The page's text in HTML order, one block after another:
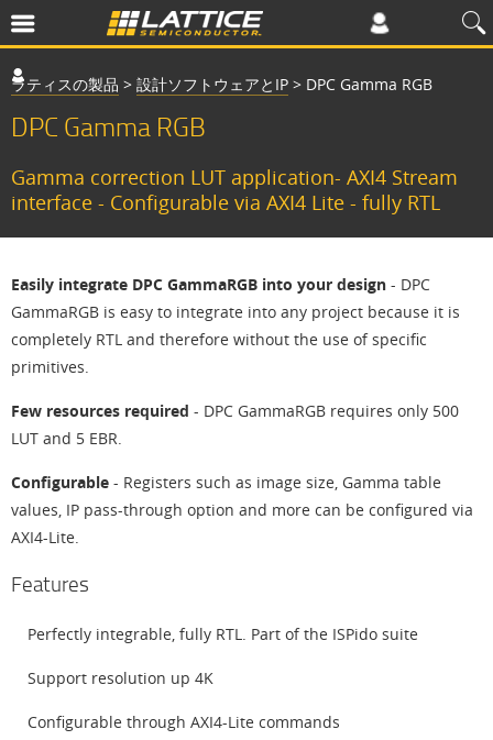
ラティスの製品 > 設計ソフトウェアとIP > DPC Gamma RGB
DPC Gamma RGB
Gamma correction LUT application- AXI4 Stream
interface - Configurable via AXI4 Lite - fully RTL
Easily integrate DPC GammaRGB into your design - DPC
GammaRGB is easy to integrate into any project because it is
completely RTL and therefore without the use of specific
primitives.
Few resources required - DPC GammaRGB requires only 500
LUT and 5 EBR.
Configurable - Registers such as image size, Gamma table
values, IP pass-through option and more can be configured via
AXI4-Lite.
Features
Perfectly integrable, fully RTL. Part of the ISPido suite
Support resolution up 4K
Configurable through AXI4-Lite commands